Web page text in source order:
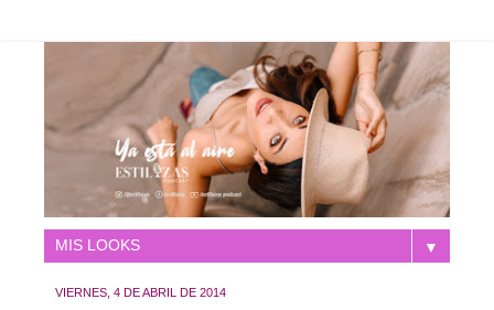
▼
VIERNES, 4 DE ABRIL DE 2014